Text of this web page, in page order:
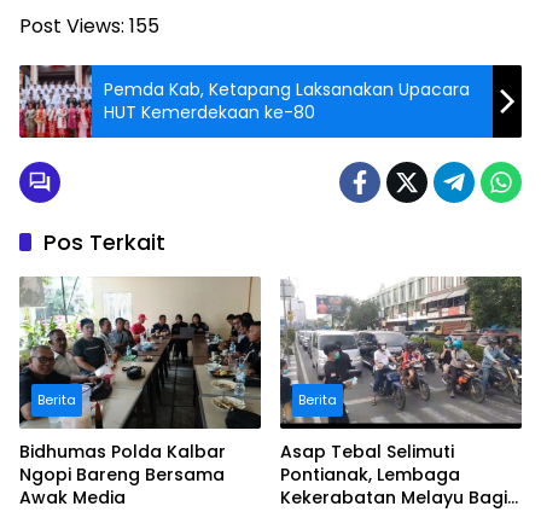
Post Views: 155
Pemda Kab, Ketapang Laksanakan Upacara
HUT Kemerdekaan ke-80
Pos Terkait
Berita
Bidhumas Polda Kalbar
Ngopi Bareng Bersama
Awak Media
Berita
Asap Tebal Selimuti
Pontianak, Lembaga
Kekerabatan Melayu Bagi